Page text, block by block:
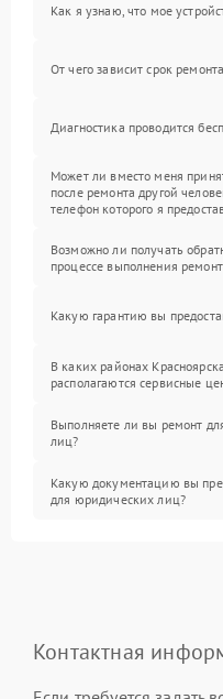
Как я узнаю, что мое
От чего зависит срок
Диагностика проводится
Может ли вместо меня
после ремонта другой
телефон которого я
Возможно ли получать
процессе выполнения
Какую гарантию вы
В каких районах Красноярска
располагаются сервисные
Выполняете ли вы ремонт
лиц?
Какую документацию вы
для юридических лиц?
Контактная